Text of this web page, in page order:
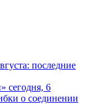
последние
сегодня, 6
о соединении